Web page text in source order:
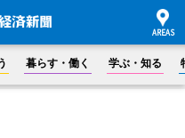
暮らす・働く 学ぶ・知る